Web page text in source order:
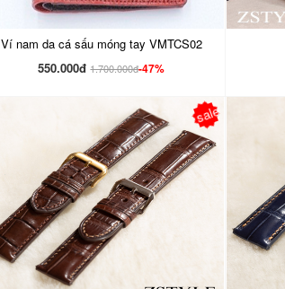
Ví nam da cá sấu móng tay VMTCS02
550.000đ 1.700.000đ-47%
sale